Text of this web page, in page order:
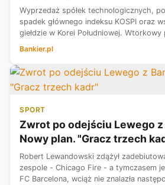
Wyprzedaż spółek technologicznych,
spadek głównego indeksu KOSPI oraz
giełdzie w Korei Południowej.
przyniósł dalsze pogorszenie nastrojów
półprzewodników, a bessa...
Bankier.pl
SPORT
Zwrot po odejściu Lewego
Nowy plan. "Gracz trzech
Robert Lewandowski zdążył
zespole - Chicago Fire - a tymczasem
FC Barcelona, wciąż nie znalazła